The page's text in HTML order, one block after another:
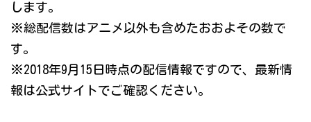
します。
※総配信数はアニメ以外も含めたおおよその数で
す。
※2018年9月15日時点の配信情報ですので、最新情
報は公式サイトでご確認ください。